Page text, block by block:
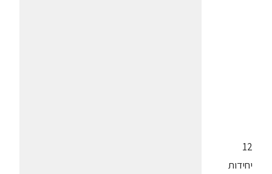
12
יחידות